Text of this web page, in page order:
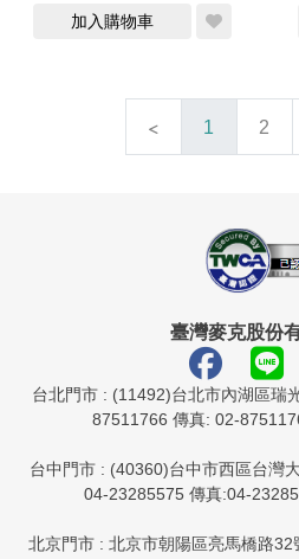
加入購物車
1 2
臺灣麥克股份
台北門市 : (11492)台北市內湖區瑞
87511766 傳真: 02-
台中門市 : (40360)台中市西區台灣
04-23285575 傳真:04-
北京門市 : 北京市朝陽區亮馬橋路